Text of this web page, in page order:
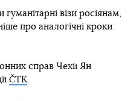
візи росіянам,
про аналогічні кроки
справ Чехії Ян
ČTK.